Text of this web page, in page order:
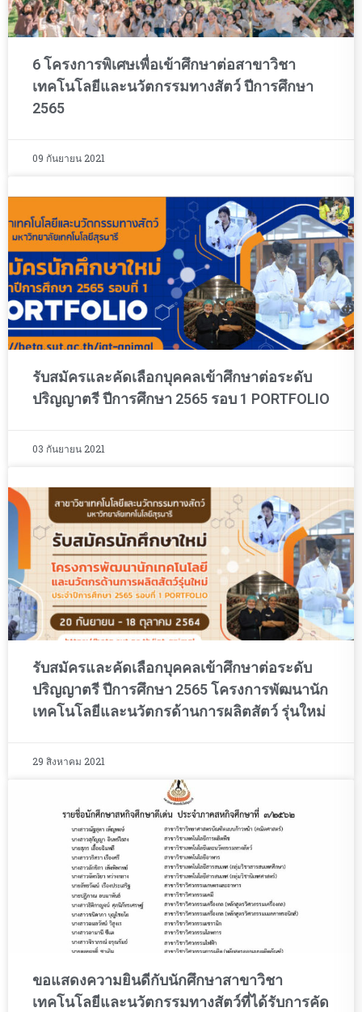
6 โครงการพิเศษเพื่อเข้าศึกษาต่อสาขาวิชา
เทคโนโลยีและนวัตกรรมทางสัตว์ ปีการศึกษา
2565
09 กันยายน 2021
รับสมัครและคัดเลือกบุคคลเข้าศึกษาต่อระดับ
ปริญญาตรี ปีการศึกษา 2565 รอบ 1 PORTFOLIO
03 กันยายน 2021
รับสมัครและคัดเลือกบุคคลเข้าศึกษาต่อระดับ
ปริญญาตรี ปีการศึกษา 2565 โครงการพัฒนานัก
เทคโนโลยีและนวัตกรด้านการผลิตสัตว์ รุ่นใหม่
29 สิงหาคม 2021
ขอแสดงความยินดีกับนักศึกษาสาขาวิชา
เทคโนโลยีและนวัตกรรมทางสัตว์ที่ได้รับการคัด